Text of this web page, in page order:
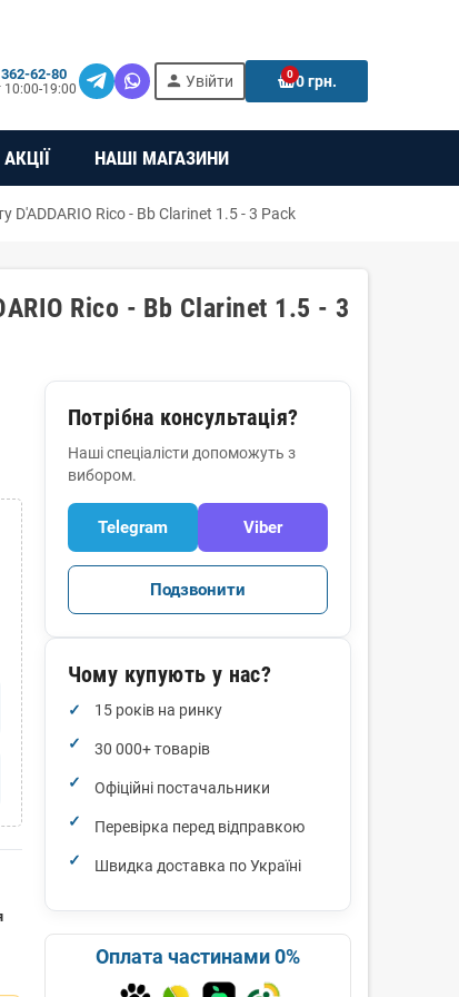
person Увійти 00 грн.
62-80
10:00-19:00
АКЦІЇ НАШІ МАГАЗИНИ
D'ADDARIO Rico - Bb Clarinet 1.5 - 3 Pack
Rico - Bb Clarinet 1.5 - 3
Потрібна консультація?
Наші спеціалісти допоможуть з
вибором.
Telegram Viber
Подзвонити
Чому купують у нас?
15 років на ринку
30 000+ товарів
Офіційні постачальники
Перевірка перед відправкою
Швидка доставка по Україні
Оплата частинами 0%